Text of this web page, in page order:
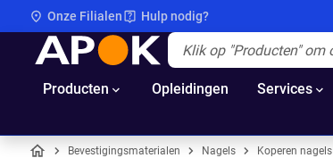
Onze Filialen Hulp nodig?
APOK
Producten Opleidingen Services
Bevestigingsmaterialen Nagels Koperen nagels